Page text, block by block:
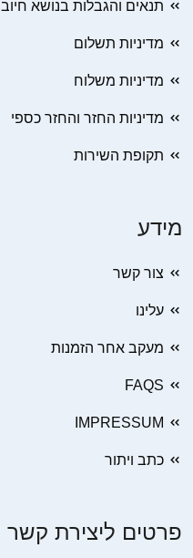
תנאים והגבלות בנושא חיוב
מדיניות תשלום
מדיניות משלוח
מדיניות החזר והחזר כספי
תקופת השירות
מידע
צור קשר
עלינו
מעקב אחר הזמנות
FAQS
IMPRESSUM
כתב ויתור
פרטים ליצירת קשר